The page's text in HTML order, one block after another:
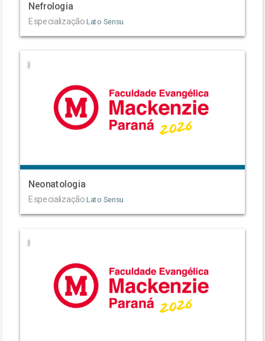
Nefrologia
Especialização Lato Sensu
|
Neonatologia
Especialização Lato Sensu
|